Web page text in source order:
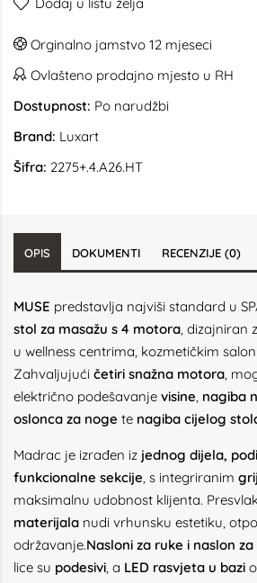
Orginalno jamstvo 12 mjeseci
Ovlašteno prodajno mjesto u RH
Dostupnost: Po narudžbi
Brand: Luxart
Šifra: 2275+.4.A26.HT
OPIS DOKUMENTI RECENZIJE (0)
MUSE predstavlja najviši standard u
stol za masažu s 4 motora, dizajniran
u wellness centrima, kozmetičkim
Zahvaljujući četiri snažna motora,
električno podešavanje visine, nagiba
oslonca za noge te nagiba cijelog
Madrac je izrađen iz jednog dijela,
funkcionalne sekcije, s integriranim
maksimalnu udobnost klijenta.
materijala nudi vrhunsku estetiku,
održavanje.Nasloni za ruke i naslon
lice su podesivi, a LED rasvjeta u bazi